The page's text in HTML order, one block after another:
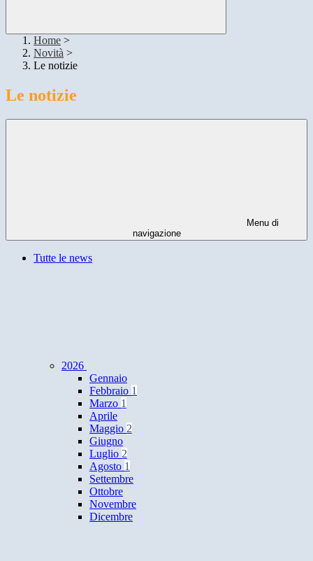
Home >
Novità >
Le notizie
Le notizie
Menu di
navigazione
Tutte le news
2026
Gennaio
Febbraio 1
Marzo 1
Aprile
Maggio 2
Giugno
Luglio 2
Agosto 1
Settembre
Ottobre
Novembre
Dicembre